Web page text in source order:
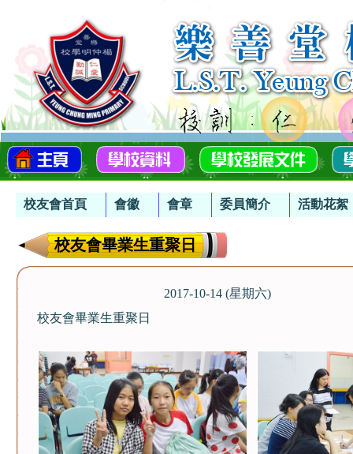
校友會首頁 會徽 會章 委員簡介 活動花絮
校友會畢業生重聚日
2017-10-14 (星期六)
校友會畢業生重聚日